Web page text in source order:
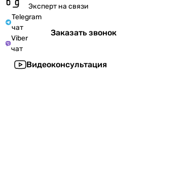
Эксперт на связи
Telegram
чат
Viber
чат
Заказать звонок
Видеоконсультация